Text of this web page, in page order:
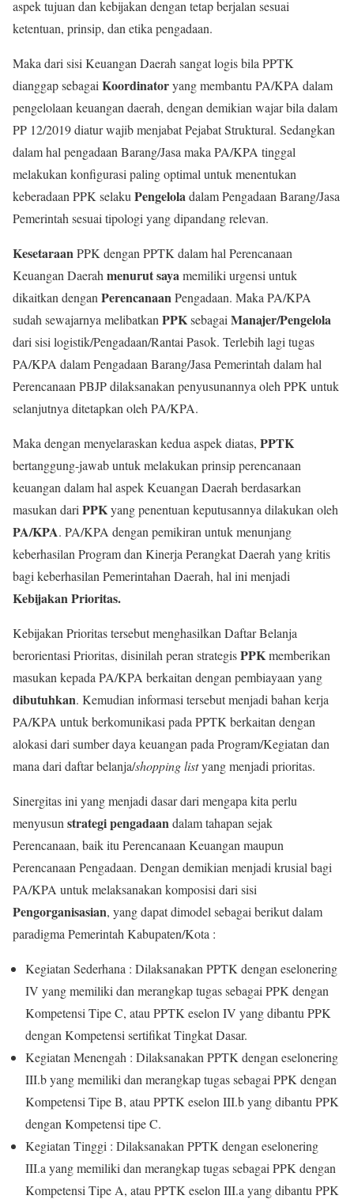
aspek tujuan dan kebijakan dengan tetap berjalan sesuai
ketentuan, prinsip, dan etika pengadaan.
Maka dari sisi Keuangan Daerah sangat logis bila PPTK
dianggap sebagai Koordinatoryang membantu PA/KPA dalam
pengelolaan keuangan daerah, dengan demikian wajar bila dalam
PP 12/2019 diatur wajib menjabat Pejabat Struktural. Sedangkan
dalam hal pengadaan Barang/Jasa maka PA/KPA tinggal
melakukan konfigurasi paling optimal untuk menentukan
keberadaan PPK selaku Pengeloladalam Pengadaan Barang/Jasa
Pemerintah sesuai tipologi yang dipandang relevan.
KesetaraanPPK dengan PPTK dalam hal Perencanaan
Keuangan Daerah menurut sayamemiliki urgensi untuk
dikaitkan dengan PerencanaanPengadaan. Maka PA/KPA
sudah sewajarnya melibatkan PPKsebagai Manajer/Pengelola
dari sisi logistik/Pengadaan/Rantai Pasok. Terlebih lagi tugas
PA/KPA dalam Pengadaan Barang/Jasa Pemerintah dalam hal
Perencanaan PBJP dilaksanakan penyusunannya oleh PPK untuk
selanjutnya ditetapkan oleh PA/KPA.
Maka dengan menyelaraskan kedua aspek diatas, PPTK
bertanggung-jawab untuk melakukan prinsip perencanaan
keuangan dalam hal aspek Keuangan Daerah berdasarkan
masukan dari PPKyang penentuan keputusannya dilakukan oleh
PA/KPA. PA/KPA dengan pemikiran untuk menunjang
keberhasilan Program dan Kinerja Perangkat Daerah yang kritis
bagi keberhasilan Pemerintahan Daerah, hal ini menjadi
Kebijakan Prioritas.
Kebijakan Prioritas tersebut menghasilkan Daftar Belanja
berorientasi Prioritas, disinilah peran strategisPPKmemberikan
masukan kepada PA/KPA berkaitan dengan pembiayaan yang
dibutuhkan. Kemudian informasi tersebut menjadi bahan kerja
PA/KPA untuk berkomunikasi pada PPTK berkaitan dengan
alokasi dari sumber daya keuangan pada Program/Kegiatan dan
mana dari daftar belanja/shopping listyang menjadi prioritas.
Sinergitas ini yang menjadi dasar dari mengapa kita perlu
menyusun strategi pengadaandalam tahapan sejak
Perencanaan, baik itu Perencanaan Keuangan maupun
Perencanaan Pengadaan. Dengan demikian menjadi krusial bagi
PA/KPA untuk melaksanakan komposisi dari sisi
Pengorganisasian, yang dapat dimodel sebagai berikut dalam
paradigma Pemerintah Kabupaten/Kota :
Kegiatan Sederhana : Dilaksanakan PPTK dengan eselonering
IV yang memiliki dan merangkap tugas sebagai PPK dengan
Kompetensi Tipe C, atau PPTK eselon IV yang dibantu PPK
dengan Kompetensi sertifikat Tingkat Dasar.
Kegiatan Menengah : Dilaksanakan PPTK dengan eselonering
III.b yang memiliki dan merangkap tugas sebagai PPK dengan
Kompetensi Tipe B, atau PPTK eselon III.b yang dibantu PPK
dengan Kompetensi tipe C.
Kegiatan Tinggi : Dilaksanakan PPTK dengan eselonering
III.a yang memiliki dan merangkap tugas sebagai PPK dengan
Kompetensi Tipe A, atau PPTK eselon III.a yang dibantu PPK